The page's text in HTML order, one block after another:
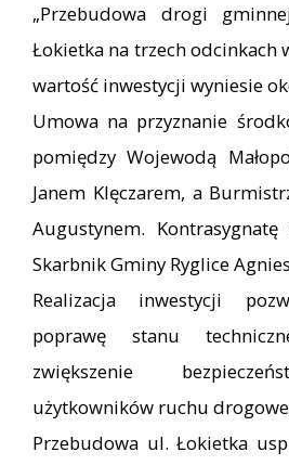
„Przebudowa drogi
Łokietka na trzech odcinkach
wartość inwestycji wyniesie
Umowa na przyznanie
pomiędzy Wojewodą
Janem Klęczarem, a
Augustynem. Kontrasygnatę
Skarbnik Gminy Ryglice
Realizacja inwestycji
poprawę stanu
zwiększenie
użytkowników ruchu
Przebudowa ul. Łokietka